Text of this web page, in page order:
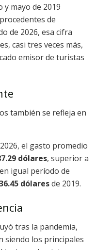
mayo de 2019
de
de 2026, esa cifra
casi tres veces más,
emisor de turistas
también se refleja en
el gasto promedio
dólares, superior a
igual período de
dólaresde 2019.
tras la pandemia,
siendo los principales